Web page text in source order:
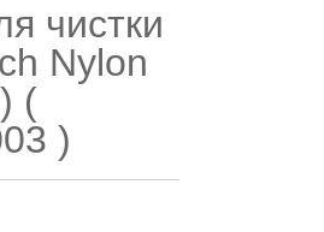
чистки
Nylon
(
)